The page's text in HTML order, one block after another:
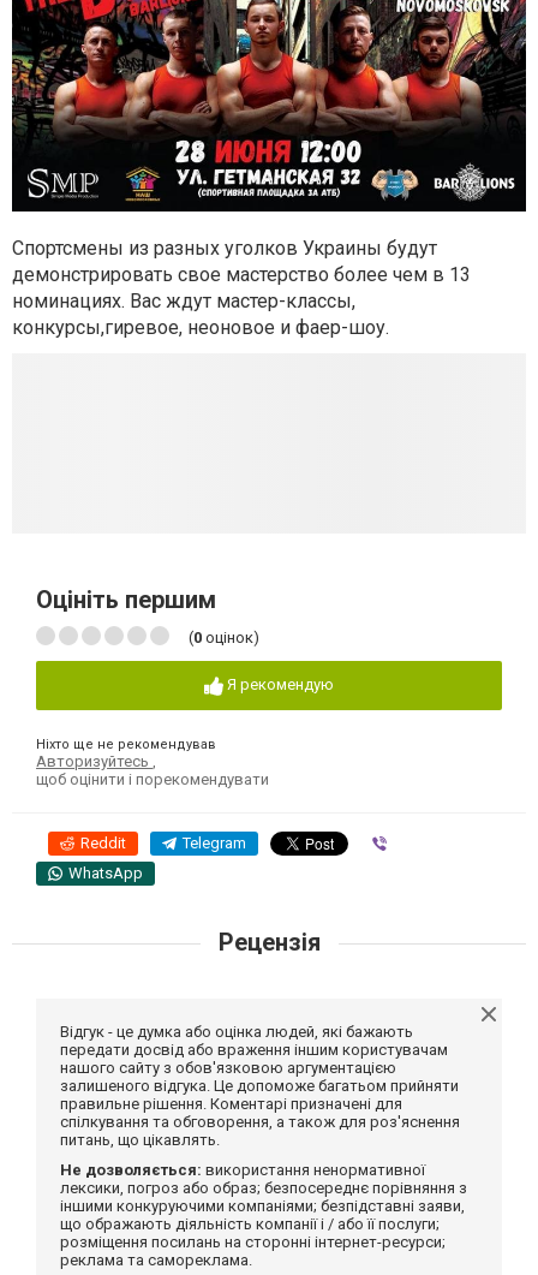
Спортсмены из разных уголков Украины будут
демонстрировать свое мастерство более чем в 13
номинациях. Вас ждут мастер-классы,
конкурсы,гиревое, неоновое и фаер-шоу.
Оцініть першим
(0 оцінок)
Я рекомендую
Ніхто ще не рекомендував
Авторизуйтесь
щоб оцінити і порекомендувати
Reddit Telegram
WhatsApp
Рецензія
Відгук - це думка або оцінка людей, які бажають
передати досвід або враження іншим користувачам
нашого сайту з обов'язковою аргументацією
залишеного відгука. Це допоможе багатьом прийняти
правильне рішення. Коментарі призначені для
спілкування та обговорення, а також для роз'яснення
питань, що цікавлять.
Не дозволяється: використання ненормативної
лексики, погроз або образ; безпосереднє порівняння з
іншими конкуруючими компаніями; безпідставні заяви,
що ображають діяльність компанії і / або її послуги;
розміщення посилань на сторонні інтернет-ресурси;
реклама та самореклама.